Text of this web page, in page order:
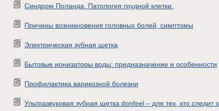
Синдром Поланда. Патология грудной клетки.
Причины возникновения головных болей, симптомы
Электрическая зубная щетка
Бытовые ионизаторы воды: предназначение и особенности
Профилактика варикозной болезни
Ультразвуковая зубная щетка donfeel – для тех, кто следит